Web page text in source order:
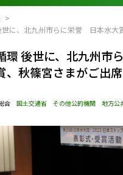
世に、北九州市らに栄誉 日本水大
環 後世に、北九州市
、秋篠宮さまがご出席
合 国土交通省 その他公的機関 地方公